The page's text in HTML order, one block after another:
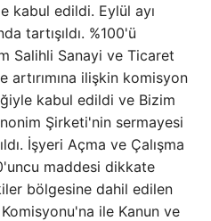
kabul edildi. Eylül ayı
tartışıldı. %100'ü
Salihli Sanayi ve Ticaret
ilişkin komisyon
kabul edildi ve Bizim
Şirketi'nin sermayesi
İşyeri Açma ve Çalışma
maddesi dikkate
bölgesine dahil edilen
ile Kanun ve